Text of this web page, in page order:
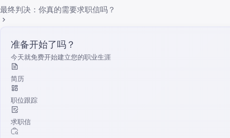
最终判决：你真的需要求职信吗？
准备开始了吗？
今天就免费开始建立您的职业生涯
简历
职位跟踪
求职信